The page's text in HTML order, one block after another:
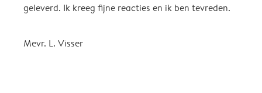
geleverd. Ik kreeg fijne reacties en ik ben tevreden.
Mevr. L. Visser